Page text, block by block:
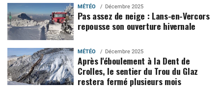
MÉTÉO Décembre 2025
Pas assez de neige : Lans-en-Vercors
repousse son ouverture hivernale
MÉTÉO Décembre 2025
Après l'éboulement à la Dent de
Crolles, le sentier du Trou du Glaz
restera fermé plusieurs mois